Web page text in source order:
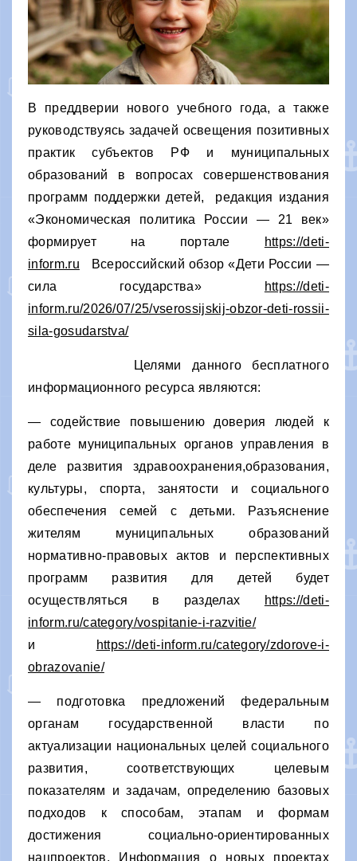
В преддверии нового учебного года, а также
руководствуясь задачей освещения позитивных
практик субъектов РФ и муниципальных
образований в вопросах совершенствования
программ поддержки детей, редакция издания
«Экономическая политика России — 21 век»
формирует на портале
https://deti-
inform.ru Всероссийский обзор «Дети России —
сила государства»
https://deti-
inform.ru/2026/07/25/vserossijskij-obzor-deti-rossii-
sila-gosudarstva/
Целями данного бесплатного
информационного ресурса являются:
— содействие повышению доверия людей к
работе муниципальных органов управления в
деле развития здравоохранения,образования,
культуры, спорта, занятости и социального
обеспечения семей с детьми. Разъяснение
жителям муниципальных образований
нормативно-правовых актов и перспективных
программ развития для детей будет
осуществляться в разделах
https://deti-
inform.ru/category/vospitanie-i-razvitie/
и
https://deti-inform.ru/category/zdorove-i-
obrazovanie/
— подготовка предложений федеральным
органам государственной власти по
актуализации национальных целей социального
развития, соответствующих целевым
показателям и задачам, определению базовых
подходов к способам, этапам и формам
достижения социально-ориентированных
нацпроектов. Информация о новых проектах